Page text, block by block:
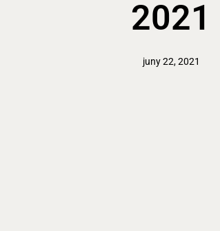
2021
juny 22, 2021